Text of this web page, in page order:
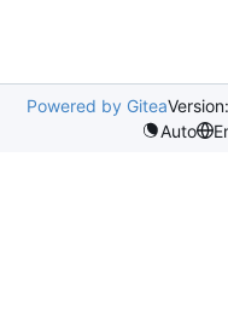
Powered by Gitea
Auto